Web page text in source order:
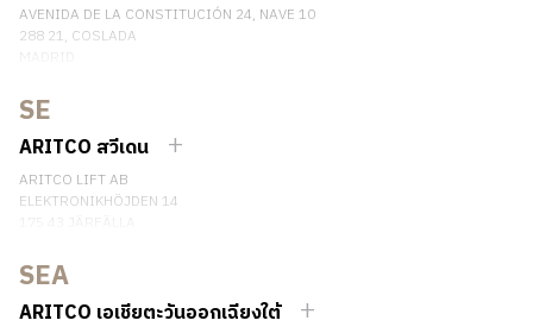
AVENIDA DE LA CONSTITUCIÓN 24, NAVE 10
288 21, COSLADA
เบอร์โทรศัพท์: (+34) 918 622 552
ติดต่อเรา
SE
ARITCO สวีเดน
ARITCO LIFT AB
ELEKTRONIKHÖJDEN 14
เบอร์โทรศัพท์: +46 8 120 401 00
ติดต่อเรา
SEA
ARITCO เอเชียตะวันออกเฉียงใต้